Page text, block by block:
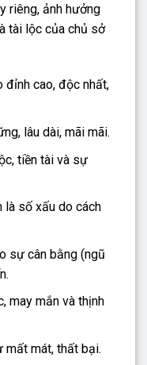
riêng, ảnh hưởng
tài lộc của chủ sở
cao, độc nhất,
lâu dài, mãi mãi.
tiền tài và sự
số xấu do cách
sự cân bằng (ngũ
may mắn và thịnh
mất mát, thất bại.